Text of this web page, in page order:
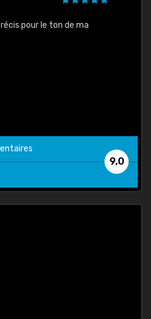
pour le ton de ma
9,0